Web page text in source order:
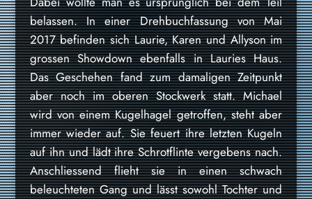
belassen. In einer Drehbuchfassung von Mai
2017 befinden sich Laurie, Karen und Allyson im
grossen Showdown ebenfalls in Lauries Haus.
Das Geschehen fand zum damaligen Zeitpunkt
aber noch im oberen Stockwerk statt. Michael
wird von einem Kugelhagel getroffen, steht aber
immer wieder auf. Sie feuert ihre letzten Kugeln
auf ihn und lädt ihre Schrotflinte vergebens nach.
Anschliessend flieht sie in einen schwach
beleuchteten Gang und lässt sowohl Tochter und